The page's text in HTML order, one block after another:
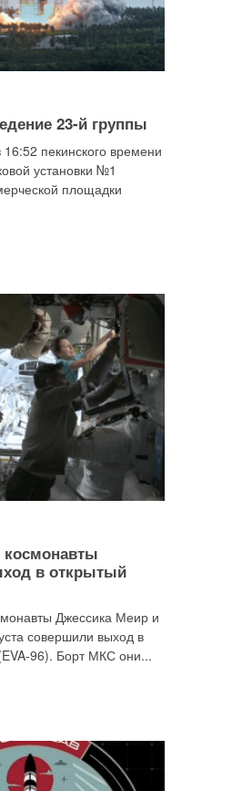
23-й группы
16:52 пекинского времени
установки №1
площадки
космонавты
в открытый
Джессика Меир и
совершили выход в
96). Борт МКС они...